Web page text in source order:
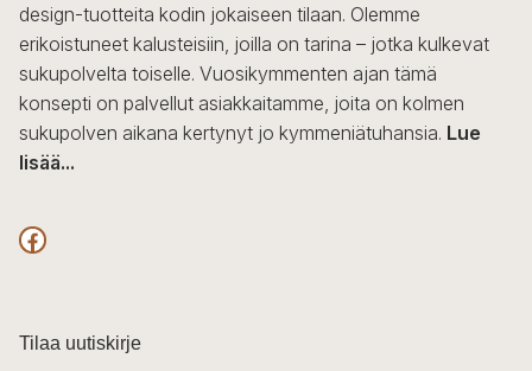
design-tuotteita kodin jokaiseen tilaan. Olemme
erikoistuneet kalusteisiin, joilla on tarina – jotka kulkevat
sukupolvelta toiselle. Vuosikymmenten ajan tämä
konsepti on palvellut asiakkaitamme, joita on kolmen
sukupolven aikana kertynyt jo kymmeniätuhansia. Lue
lisää...
F
c
Tilaa uutiskirje